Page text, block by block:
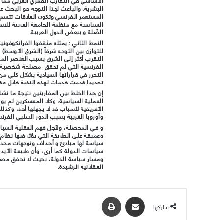
البشرية. والباعث لهذا التوجه هو
المستعمر الفرنسي وتكون العلاقات تتسم
السياسية مع منظمة الجامعة العربية
الصِّلة و ببعض الدول العربية.
النمط الثاني : يمثله مثقفوا
للتوازن بين التوجه شرقاً (الشرق الأوسط)
التقرب أكثر إلى الشرق بسبب العنصر
الفرنسية التي لم تحقق مصلحة
التحرر في قراراتها السيادية بشكل كلي
تحديدا قدمت خدمات لهذه النخبة خلال
إن هذا الخلط بين المقاربتين نتيجة
العملية السياسية، وكلا المعسكرين لم
الأفريقية لأسباب قد لا يجهلها أحد،
وأوروبا الغربية بسبب الدور السلبي
و في المحصلة، ولأجل فهم العقلية
وعميقة على الطريقة التي يؤثر فيها
سياسة لها مبادئ و أهداف وتوجهات
سياسات الدولة كما أرى، وأن طبيعة
ومسار سياسة الدولة، بحيث لا تحقق
العقلانية الرشيدة.
شاركها